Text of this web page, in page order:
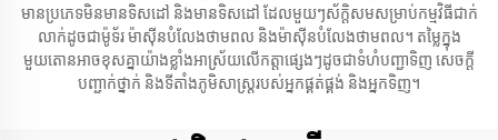
មានប្រភេទមិនមានទិសដៅ និងមានទិសដៅ ដែលមួយៗស័ក្តិសមសម្រាប់កម្មវិធីជាក់
លាក់ដូចជាម៉ូទ័រ ម៉ាស៊ីនបំលែងថាមពល និងម៉ាស៊ីនបំលែងថាមពល។ តម្លៃក្នុង
មួយតោនអាចខុសគ្នាយ៉ាងខ្លាំងអាស្រ័យលើកត្តាផ្សេងៗដូចជាទំហំបញ្ជាទិញ សេចក្តី
បញ្ជាក់ថ្នាក់ និងទីតាំងភូមិសាស្ត្ររបស់អ្នកផ្គត់ផ្គង់ និងអ្នកទិញ។